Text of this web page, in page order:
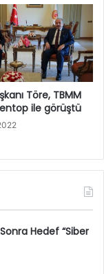
Töre, TBMM
ile görüştü
Hedef “Siber